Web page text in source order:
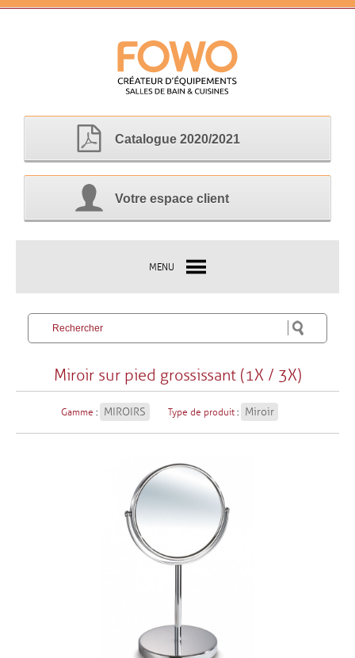
Catalogue 2020/2021
Votre espace client
MENU
Miroir sur pied grossissant (1X / 3X)
Gamme : MIROIRS Type de produit : Miroir